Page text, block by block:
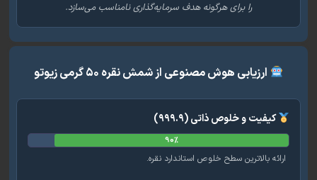
را برای هرگونه هدف سرمایه‌گذاری نامناسب می‌سازد.
ارزیابی هوش مصنوعی از شمش نقره ۵۰ گرمی زیوتو
کیفیت و خلوص ذاتی (۹۹۹.۹)
بالاترین سطح خلوص استاندارد نقره.